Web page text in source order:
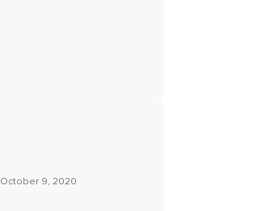
October 9, 2020